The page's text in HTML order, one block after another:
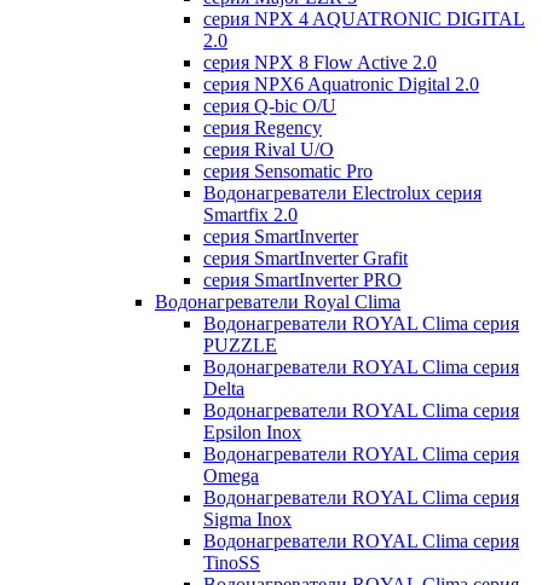
серия NPX 4 AQUATRONIC DIGITAL
2.0
серия NPX 8 Flow Active 2.0
серия NPX6 Aquatronic Digital 2.0
серия Q-bic O/U
серия Regency
серия Rival U/О
серия Sensomatic Pro
Водонагреватели Electrolux серия
Smartfix 2.0
серия SmartInverter
серия SmartInverter Grafit
серия SmartInverter PRO
Водонагреватели Royal Clima
Водонагреватели ROYAL Clima серия
PUZZLE
Водонагреватели ROYAL Clima серия
Delta
Водонагреватели ROYAL Clima серия
Epsilon Inox
Водонагреватели ROYAL Clima серия
Omega
Водонагреватели ROYAL Clima серия
Sigma Inox
Водонагреватели ROYAL Clima серия
TinoSS